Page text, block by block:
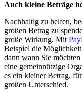
Auch kleine Beträge
Nach­haltig zu helfen,
großen Betrag zu
große Wirkung. Mit
Beispiel die
dann wann Sie
eine gemein­nützige
es ein kleiner Betrag,
großen Unter­schied.